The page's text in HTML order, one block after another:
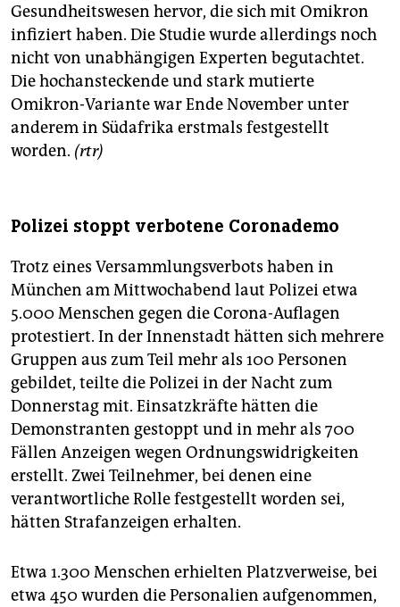
Gesundheitswesen hervor, die sich mit Omikron
infiziert haben. Die Studie wurde allerdings noch
nicht von unabhängigen Experten begutachtet.
Die hochansteckende und stark mutierte
Omikron-Variante war Ende November unter
anderem in Südafrika erstmals festgestellt
worden. (rtr)
Polizei stoppt verbotene Coronademo
Trotz eines Versammlungsverbots haben in
München am Mittwochabend laut Polizei etwa
5.000 Menschen gegen die Corona-Auflagen
protestiert. In der Innenstadt hätten sich mehrere
Gruppen aus zum Teil mehr als 100 Personen
gebildet, teilte die Polizei in der Nacht zum
Donnerstag mit. Einsatzkräfte hätten die
Demonstranten gestoppt und in mehr als 700
Fällen Anzeigen wegen Ordnungswidrigkeiten
erstellt. Zwei Teilnehmer, bei denen eine
verantwortliche Rolle festgestellt worden sei,
hätten Strafanzeigen erhalten.
Etwa 1.300 Menschen erhielten Platzverweise, bei
etwa 450 wurden die Personalien aufgenommen,